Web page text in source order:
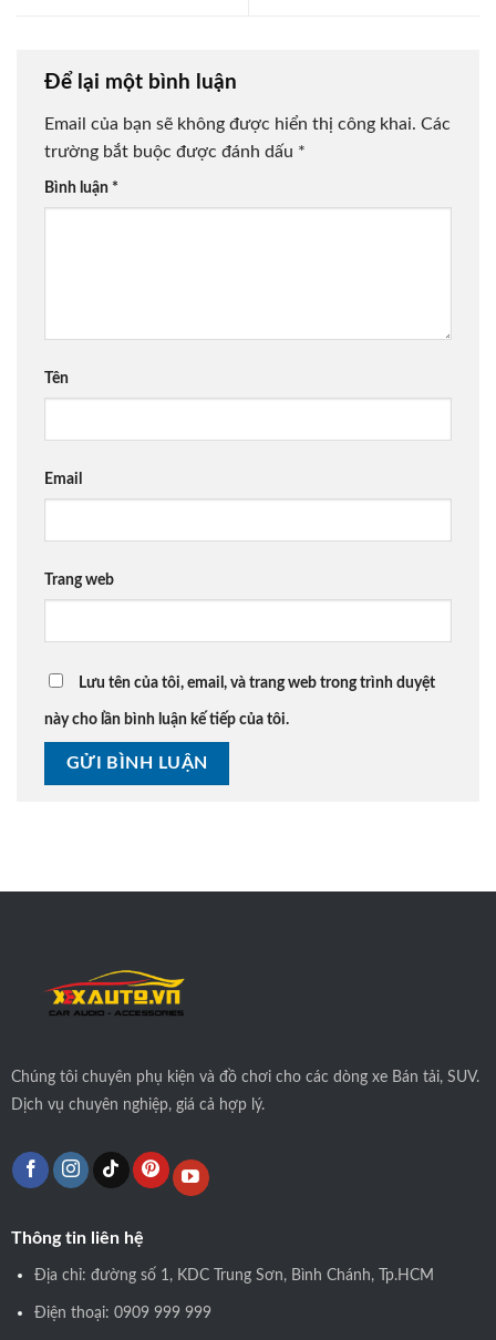
Để lại một bình luận
Email của bạn sẽ không được hiển thị công khai. Các
trường bắt buộc được đánh dấu *
Bình luận *
Tên
Email
Trang web
Lưu tên của tôi, email, và trang web trong trình duyệt
này cho lần bình luận kế tiếp của tôi.
Chúng tôichuyên phụ kiện và đồ chơi cho các dòng xe Bán tải, SUV.
Dịch vụ chuyên nghiệp, giá cả hợp lý.
Thông tin liên hệ
Địa chỉ: đường số 1, KDC Trung Sơn, Bình Chánh, Tp.HCM
Điện thoại: 0909 999 999